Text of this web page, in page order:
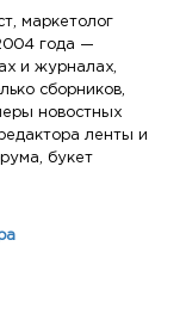
маркетолог
года —
и журналах,
сборников,
новостных
ленты и
букет